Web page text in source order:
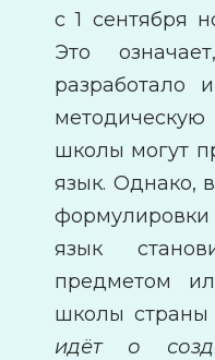
с 1 сентября
Это
разработало
школы могут
язык. Однако,
язык
предметом
школы страны
идёт о